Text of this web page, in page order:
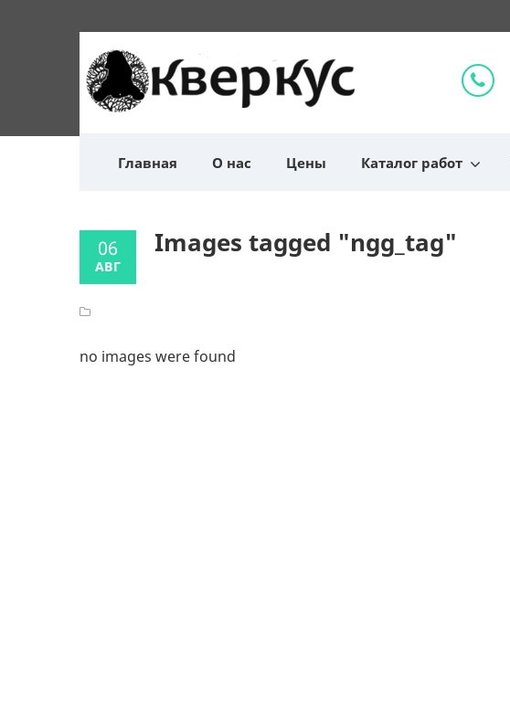
Главная О нас Цены Каталог работ
06
АВГ
Images tagged "ngg_tag"
no images were found